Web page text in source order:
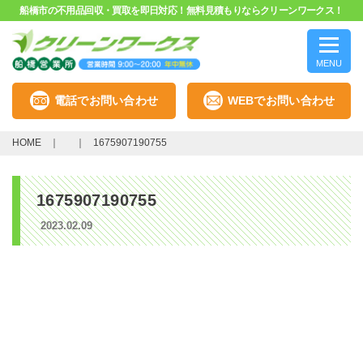
船橋市の不用品回収・買取を即日対応！無料見積もりならクリーンワークス！
MENU
電話でお問い合わせ WEBでお問い合わせ
HOME 1675907190755
1675907190755
2023.02.09